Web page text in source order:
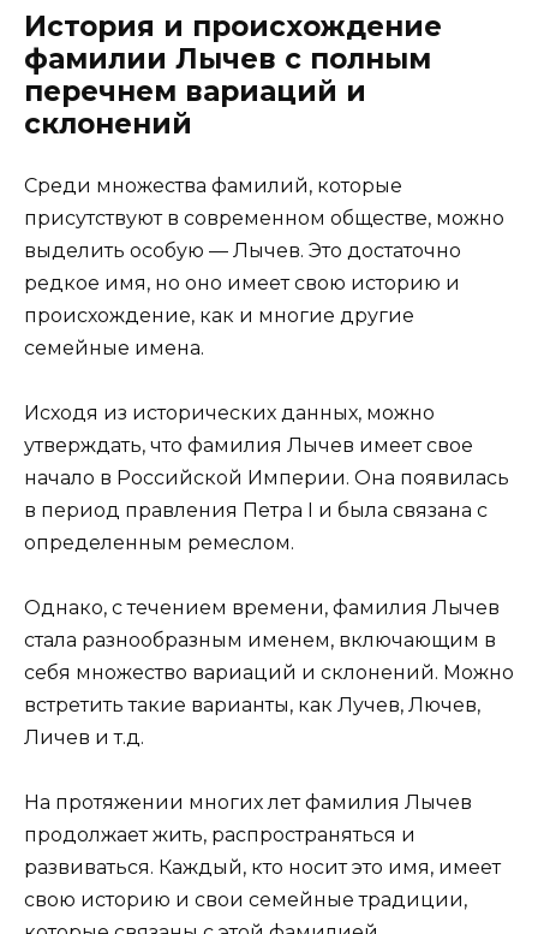
История и происхождение
фамилии Лычев с полным
перечнем вариаций и
склонений
Среди множества фамилий, которые
присутствуют в современном обществе, можно
выделить особую — Лычев. Это достаточно
редкое имя, но оно имеет свою историю и
происхождение, как и многие другие
семейные имена.
Исходя из исторических данных, можно
утверждать, что фамилия Лычев имеет свое
начало в Российской Империи. Она появилась
в период правления Петра I и была связана с
определенным ремеслом.
Однако, с течением времени, фамилия Лычев
стала разнообразным именем, включающим в
себя множество вариаций и склонений. Можно
встретить такие варианты, как Лучев, Лючев,
Личев и т.д.
На протяжении многих лет фамилия Лычев
продолжает жить, распространяться и
развиваться. Каждый, кто носит это имя, имеет
свою историю и свои семейные традиции,